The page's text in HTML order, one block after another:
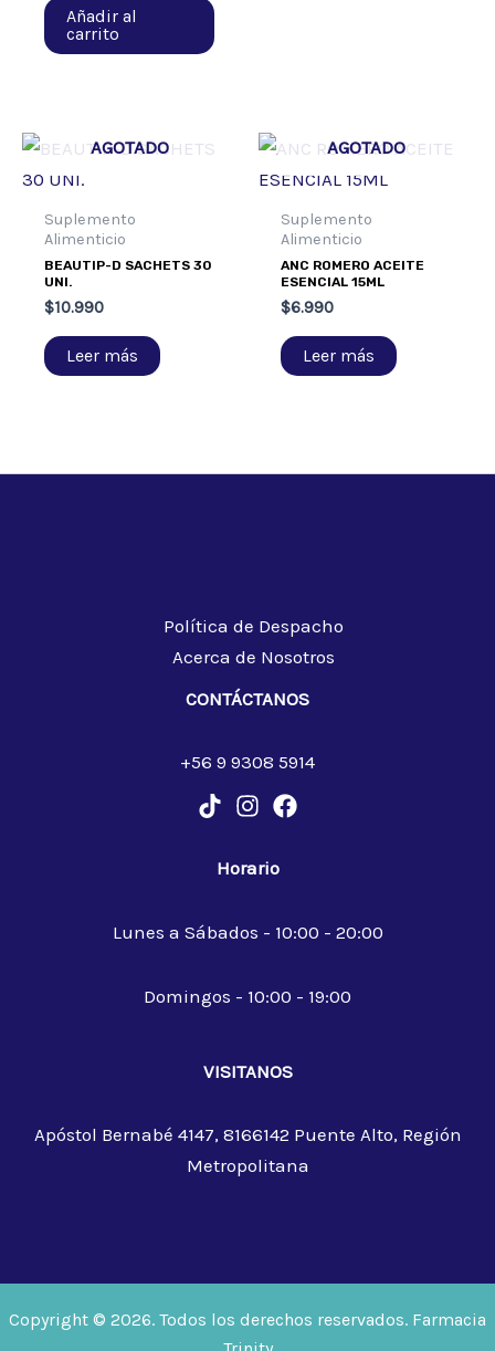
Añadir al
carrito
AGOTADO
Suplemento
Alimenticio
BEAUTIP-D SACHETS 30
UNI.
$10.990
Leer más
AGOTADO
Suplemento
Alimenticio
ANC ROMERO ACEITE
ESENCIAL 15ML
$6.990
Leer más
Política de Despacho
Acerca de Nosotros
CONTÁCTANOS
+56 9 9308 5914
Horario
Lunes a Sábados - 10:00 - 20:00
Domingos - 10:00 - 19:00
VISITANOS
Apóstol Bernabé 4147, 8166142 Puente Alto, Región
Metropolitana
Copyright © 2026. Todos los derechos reservados. Farmacia